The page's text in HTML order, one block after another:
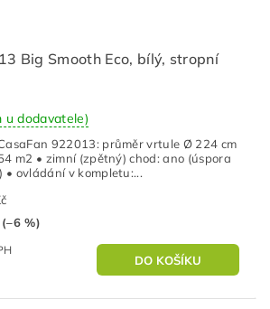
Big Smooth Eco, bílý, stropní
u dodavatele)
922013: průměr vrtule Ø 224 cm
m2 • zimní (zpětný) chod: ano (úspora
ovládání v kompletu:...
%)
DPH